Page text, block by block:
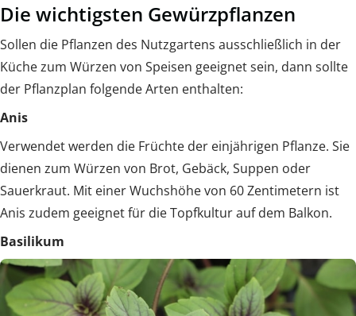
Die wichtigsten Gewürzpflanzen
Sollen die Pflanzen des Nutzgartens ausschließlich in der
Küche zum Würzen von Speisen geeignet sein, dann sollte
der Pflanzplan folgende Arten enthalten:
Anis
Verwendet werden die Früchte der einjährigen Pflanze. Sie
dienen zum Würzen von Brot, Gebäck, Suppen oder
Sauerkraut. Mit einer Wuchshöhe von 60 Zentimetern ist
Anis zudem geeignet für die Topfkultur auf dem Balkon.
Basilikum